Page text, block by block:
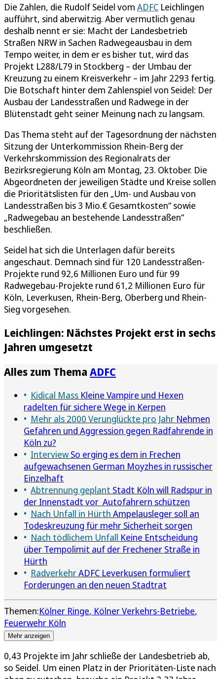
Die Zahlen, die Rudolf Seidel vom ADFC Leichlingen
aufführt, sind aberwitzig. Aber vermutlich genau
deshalb nennt er sie: Macht der Landesbetrieb
Straßen NRW in Sachen Radwegeausbau in dem
Tempo weiter, in dem er es bisher tut, wird das
Projekt L288/L79 in Stockberg – der Umbau der
Kreuzung zu einem Kreisverkehr – im Jahr 2293 fertig.
Die Botschaft hinter dem Zahlenspiel von Seidel: Der
Ausbau der Landesstraßen und Radwege in der
Blütenstadt geht seiner Meinung nach zu langsam.
Das Thema steht auf der Tagesordnung der nächsten
Sitzung der Unterkommission Rhein-Berg der
Verkehrskommission des Regionalrats der
Bezirksregierung Köln am Montag, 23. Oktober. Die
Abgeordneten der jeweiligen Städte und Kreise sollen
die Prioritätslisten für den „Um- und Ausbau von
Landesstraßen bis 3 Mio.€ Gesamtkosten“ sowie
„Radwegebau an bestehende Landesstraßen“
beschließen.
Seidel hat sich die Unterlagen dafür bereits
angeschaut. Demnach sind für 120 Landesstraßen-
Projekte rund 92,6 Millionen Euro und für 99
Radwegebau-Projekte rund 61,2 Millionen Euro für
Köln, Leverkusen, Rhein-Berg, Oberberg und Rhein-
Sieg vorgesehen.
Leichlingen: Nächstes Projekt erst in sechs
Jahren umgesetzt
Alles zum Thema ADFC
Kidical Mass Kleine Vampire und Hexen
radelten für sichere Wege in Kerpen
Mehr als 2000 Verunglückte pro Jahr Nehmen
Gefahren und Aggression gegen Radfahrende in
Köln zu?
Interview So erging es dem in Frechen
aufgewachsenen German Moyzhes in russischer
Einzelhaft
Abtrennung geplant Stadt Köln will Radspur in
der Innenstadt vor Autofahrern schützen
Nach Unfall in Hürth Ampelausleger soll an
Todeskreuzung für mehr Sicherheit sorgen
Nach tödlichem Unfall Keine Entscheidung
über Tempolimit auf der Frechener Straße in
Hürth
RadverkehrADFC Leverkusen formuliert
Forderungen an den neuen Stadtrat
Themen:Kölner Ringe Kölner Verkehrs-Betriebe
Feuerwehr Köln
Mehr anzeigen
0,43 Projekte im Jahr schließe der Landesbetrieb ab,
so Seidel. Um einen Platz in der Prioritäten-Liste nach